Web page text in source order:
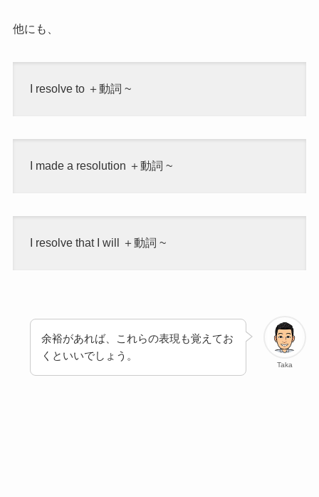
他にも、
I resolve to ＋動詞 ~
I made a resolution ＋動詞 ~
I resolve that I will ＋動詞 ~
Taka
余裕があれば、これらの表現も覚えてお
くといいでしょう。